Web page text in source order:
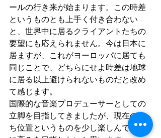
ールの行き来が始まります。この時差
というものとも上手く付き合わない
と、世界中に居るクライアントたちの
要望にも応えられません。今は日本に
居ますが、これがヨーロッパに居ても
同じことで、どちらにせよ時差は地球
に居る以上避けられないものだと改め
て感じます。
国際的な音楽プロデューサーとしての
立脚を目指してきましたが、現在の立
ち位置というものを少し楽しんで、更